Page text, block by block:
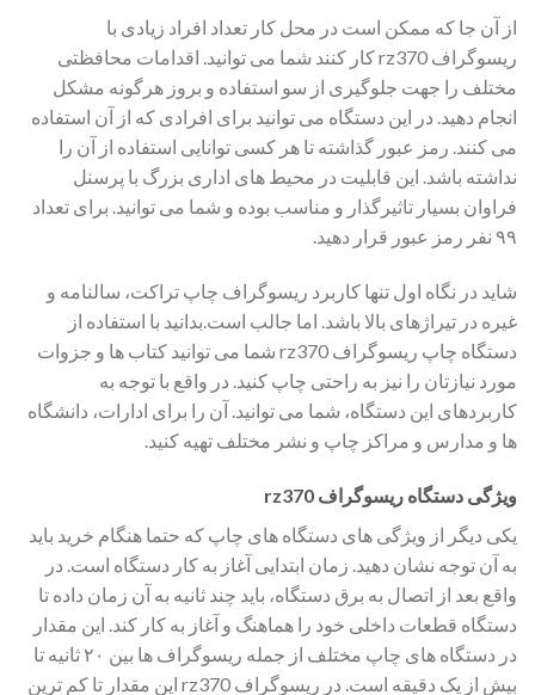
از آن جا که ممکن است در محل کار تعداد افراد زیادی با
ریسوگراف rz370 کار کنند شما می توانید. اقدامات محافظتی
مختلف را جهت جلوگیری از سو استفاده و بروز هرگونه مشکل
انجام دهید. در این دستگاه می توانید برای افرادی که از آن استفاده
می کنند. رمز عبور گذاشته تا هر کسی توانایی استفاده از آن را
نداشته باشد. این قابلیت در محیط های اداری بزرگ با پرسنل
فراوان بسیار تاثیرگذار و مناسب بوده و شما می توانید. برای تعداد
۹۹ نفر رمز عبور قرار دهید.
شاید در نگاه اول تنها کاربرد ریسوگراف چاپ تراکت، سالنامه و
غیره در تیراژهای بالا باشد. اما جالب است.بدانید با استفاده از
دستگاه چاپ ریسوگراف rz370 شما می توانید کتاب ها و جزوات
مورد نیازتان را نیز به راحتی چاپ کنید. در واقع با توجه به
کاربردهای این دستگاه، شما می توانید. آن را برای ادارات، دانشگاه
ها و مدارس و مراکز چاپ و نشر مختلف تهیه کنید.
ویژگی دستگاه ریسوگراف rz370
یکی دیگر از ویژگی های دستگاه های چاپ که حتما هنگام خرید باید
به آن توجه نشان دهید. زمان ابتدایی آغاز به کار دستگاه است. در
واقع بعد از اتصال به برق دستگاه، باید چند ثانیه به آن زمان داده تا
دستگاه قطعات داخلی خود را هماهنگ و آغاز به کار کند. این مقدار
در دستگاه های چاپ مختلف از جمله ریسوگراف ها بین ۲۰ ثانیه تا
بیش از یک دقیقه است. در ریسوگراف rz370 این مقدار تا کم ترین